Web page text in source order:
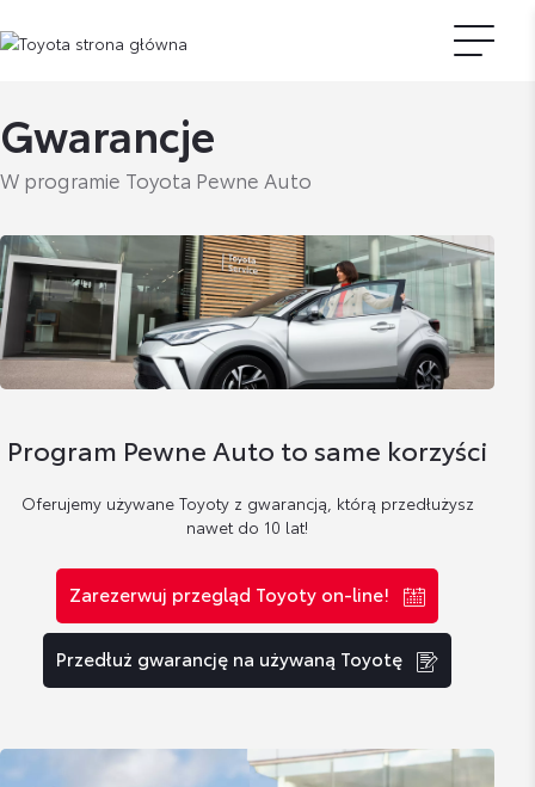
Gwarancje
W programie Toyota Pewne Auto
Program Pewne Auto to same korzyści
Oferujemy używane Toyoty z gwarancją, którą przedłużysz
nawet do 10 lat!
Zarezerwuj przegląd Toyoty on-line!
Przedłuż gwarancję na używaną Toyotę